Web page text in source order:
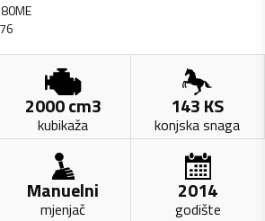
2000cm3
kubikaža
143KS
konjska snaga
Manuelni
mjenjač
2014
godište